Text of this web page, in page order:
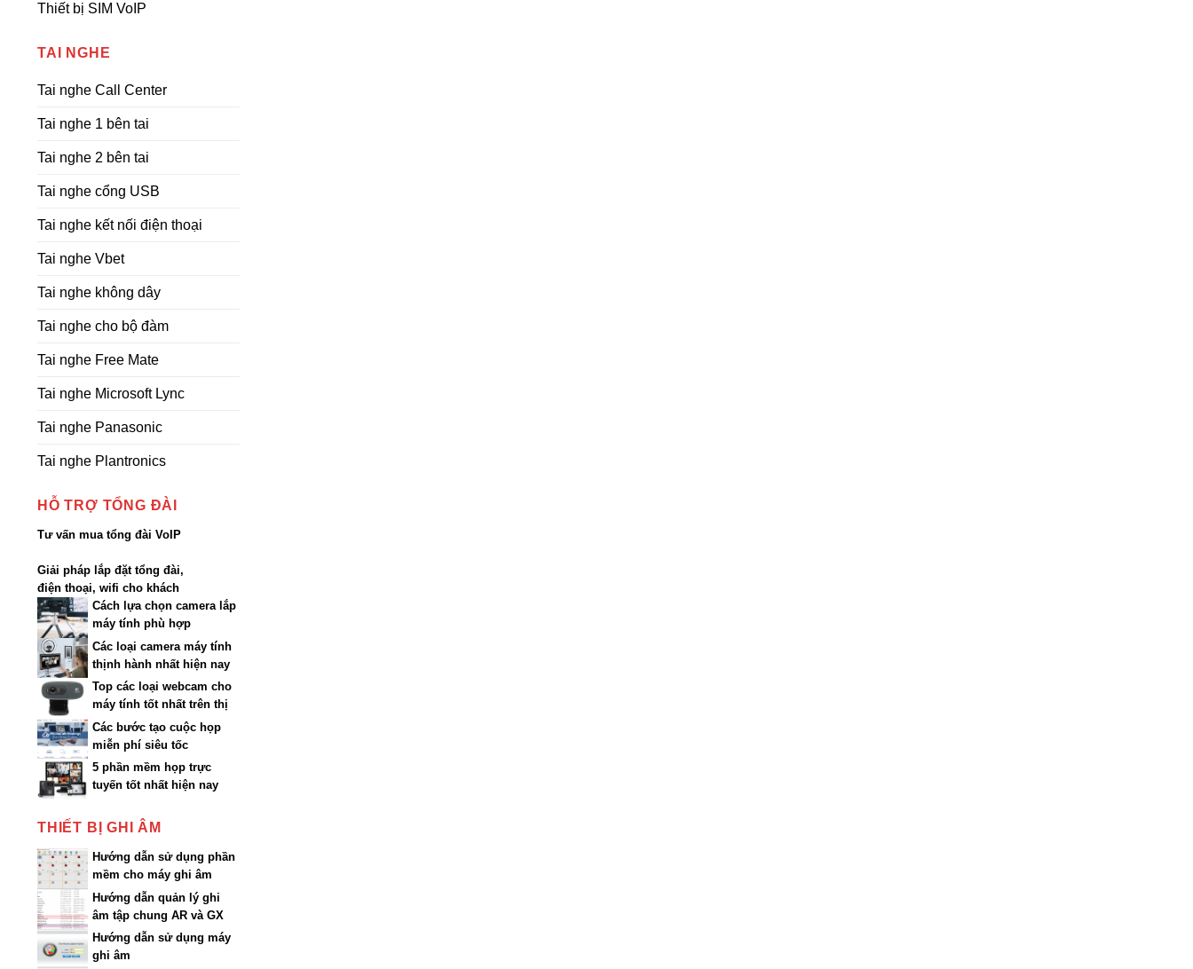
Thiết bị SIM VoIP
TAI NGHE
Tai nghe Call Center
Tai nghe 1 bên tai
Tai nghe 2 bên tai
Tai nghe cổng USB
Tai nghe kết nối điện thoại
Tai nghe Vbet
Tai nghe không dây
Tai nghe cho bộ đàm
Tai nghe Free Mate
Tai nghe Microsoft Lync
Tai nghe Panasonic
Tai nghe Plantronics
HỖ TRỢ TỔNG ĐÀI
Tư vấn mua tổng đài VoIP
Giải pháp lắp đặt tổng đài,
điện thoại, wifi cho khách
sạn
Cách lựa chọn camera lắp
máy tính phù hợp
Các loại camera máy tính
thịnh hành nhất hiện nay
Top các loại webcam cho
máy tính tốt nhất trên thị
trường
Các bước tạo cuộc họp
miễn phí siêu tốc
5 phần mềm họp trực
tuyến tốt nhất hiện nay
THIẾT BỊ GHI ÂM
Hướng dẫn sử dụng phần
mềm cho máy ghi âm
AR200…AR3200
Hướng dẫn quản lý ghi
âm tập chung AR và GX
qua Web
Hướng dẫn sử dụng máy
ghi âm